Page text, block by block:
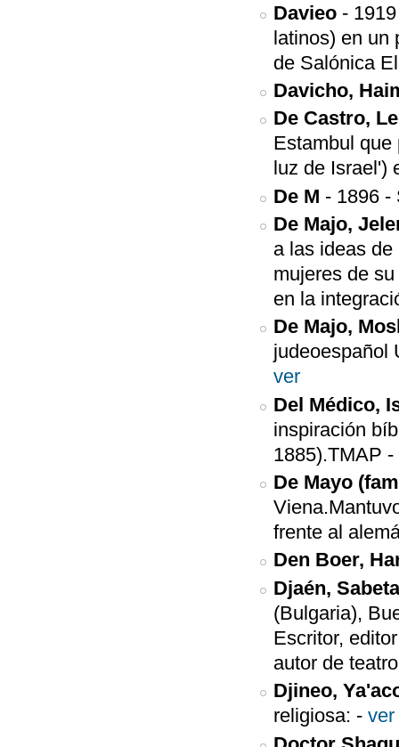
Davieo - 1919
latinos) en un
de Salónica
Davicho,
De Castro,
Estambul que
luz de
De M - 1896 -
De Majo,
a las ideas
mujeres de
en la
De Majo,
judeoespañol
ver
Del Médico,
inspiración
1885).TMAP -
De Mayo
frente al
Den Boer,
Djaén,
(Bulgaria),
Escritor,
autor de
Djineo,
religiosa: -ver